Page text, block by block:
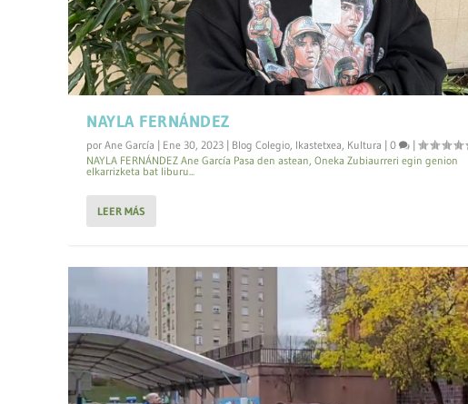
NAYLA FERNÁNDEZ
por Ane García | Ene 30, 2023 | Blog Colegio, Ikastetxea, Kultura | 0
|
NAYLA FERNÁNDEZ Ane García Pasa den astean, Oneka Zubiaurreri egin genion
elkarrizketa bat liburu...
LEER MÁS